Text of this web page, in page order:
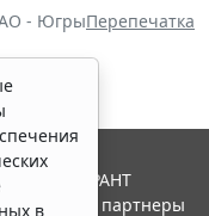
АО - ЮгрыПерепечатка
в
ГАРАНТ
и ее партнеры